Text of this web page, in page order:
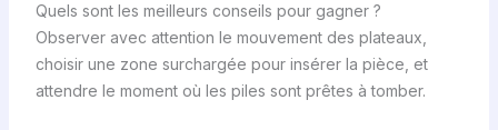
Quels sont les meilleurs conseils pour gagner ?
Observer avec attention le mouvement des plateaux,
choisir une zone surchargée pour insérer la pièce, et
attendre le moment où les piles sont prêtes à tomber.